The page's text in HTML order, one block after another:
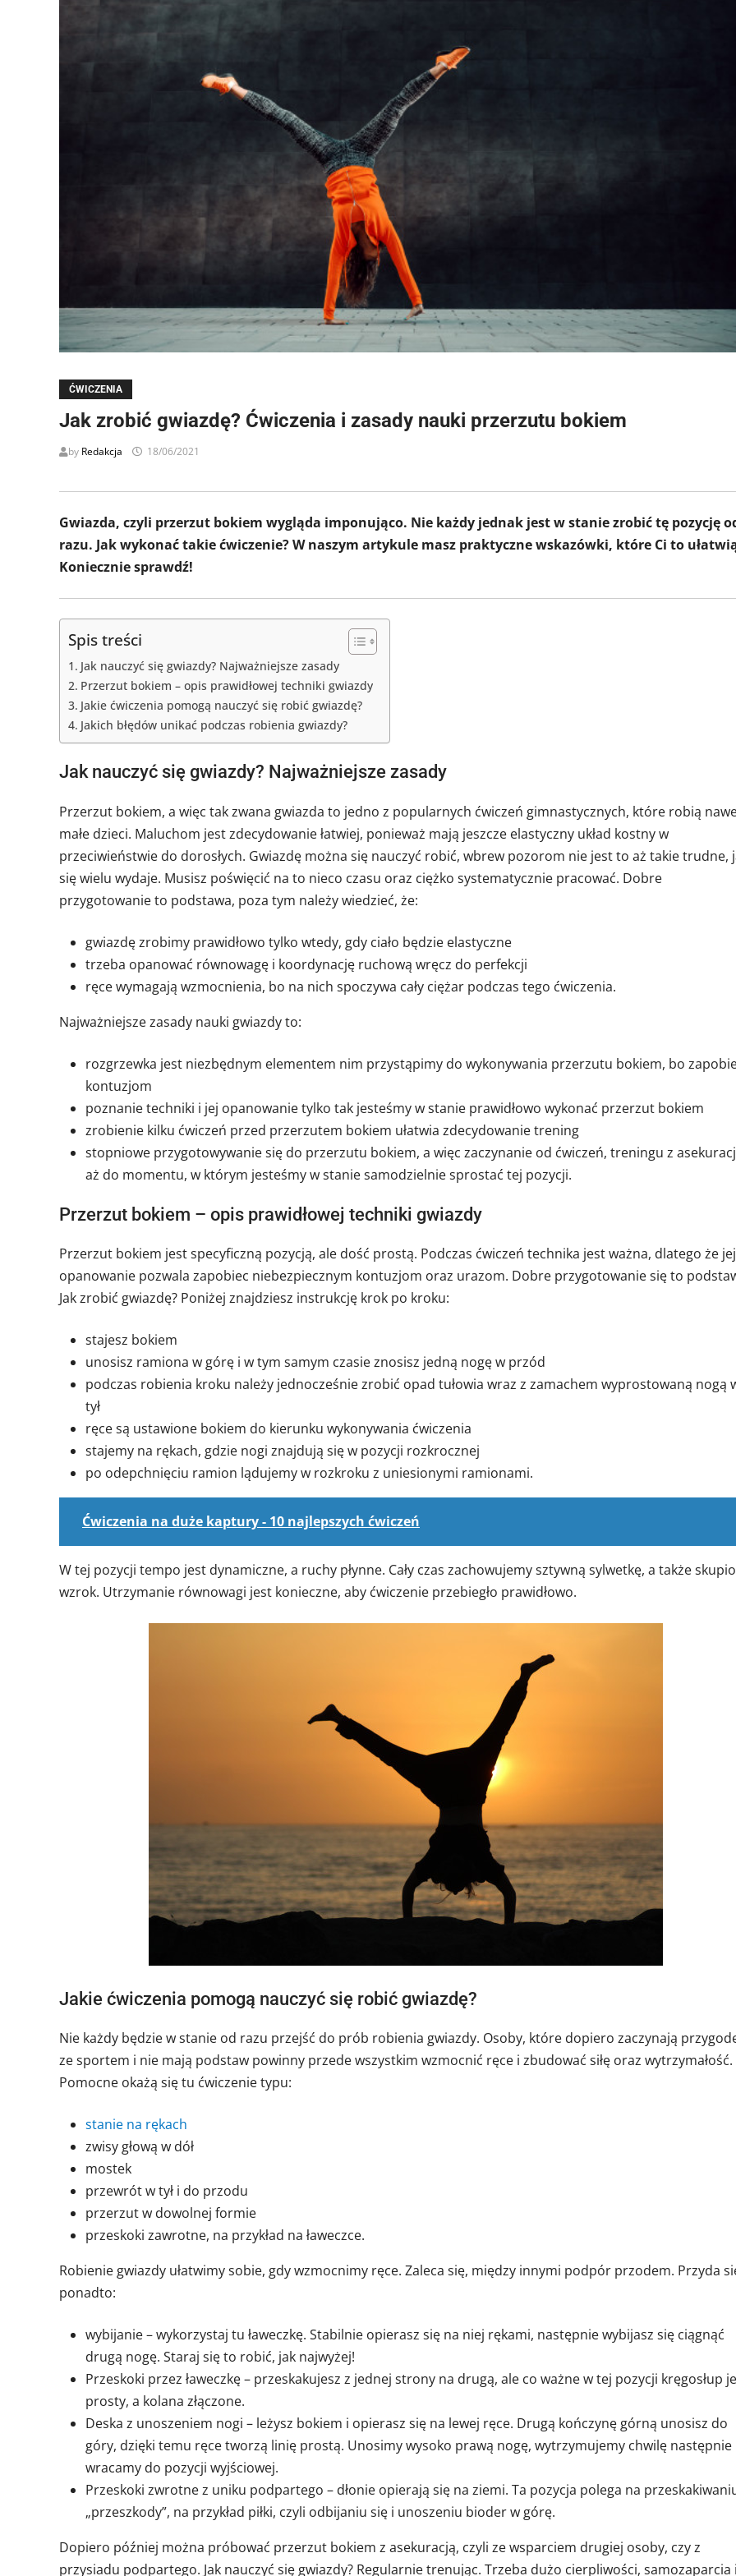
ĆWICZENIA
Jak zrobić gwiazdę? Ćwiczenia i zasady nauki przerzutu bokiem
by Redakcja 18/06/2021
Gwiazda, czyli przerzut bokiem wygląda imponująco. Nie każdy jednak jest w stanie zrobić tę pozycję
razu. Jak wykonać takie ćwiczenie? W naszym artykule masz praktyczne wskazówki, które Ci to
Koniecznie sprawdź!
Spis treści
Jak nauczyć się gwiazdy? Najważniejsze zasady
Przerzut bokiem – opis prawidłowej techniki gwiazdy
Jakie ćwiczenia pomogą nauczyć się robić gwiazdę?
Jakich błędów unikać podczas robienia gwiazdy?
Jak nauczyć się gwiazdy? Najważniejsze zasady
Przerzut bokiem, a więc tak zwana gwiazda to jedno z popularnych ćwiczeń gimnastycznych, które robią
małe dzieci. Maluchom jest zdecydowanie łatwiej, ponieważ mają jeszcze elastyczny układ kostny w
przeciwieństwie do dorosłych. Gwiazdę można się nauczyć robić, wbrew pozorom nie jest to aż takie trudne,
się wielu wydaje. Musisz poświęcić na to nieco czasu oraz ciężko systematycznie pracować. Dobre
przygotowanie to podstawa, poza tym należy wiedzieć, że:
gwiazdę zrobimy prawidłowo tylko wtedy, gdy ciało będzie elastyczne
trzeba opanować równowagę i koordynację ruchową wręcz do perfekcji
ręce wymagają wzmocnienia, bo na nich spoczywa cały ciężar podczas tego ćwiczenia.
Najważniejsze zasady nauki gwiazdy to:
rozgrzewka jest niezbędnym elementem nim przystąpimy do wykonywania przerzutu bokiem, bo
kontuzjom
poznanie techniki i jej opanowanie tylko tak jesteśmy w stanie prawidłowo wykonać przerzut bokiem
zrobienie kilku ćwiczeń przed przerzutem bokiem ułatwia zdecydowanie trening
stopniowe przygotowywanie się do przerzutu bokiem, a więc zaczynanie od ćwiczeń, treningu z
aż do momentu, w którym jesteśmy w stanie samodzielnie sprostać tej pozycji.
Przerzut bokiem – opis prawidłowej techniki gwiazdy
Przerzut bokiem jest specyficzną pozycją, ale dość prostą. Podczas ćwiczeń technika jest ważna, dlatego że jej
opanowanie pozwala zapobiec niebezpiecznym kontuzjom oraz urazom. Dobre przygotowanie się to
Jak zrobić gwiazdę? Poniżej znajdziesz instrukcję krok po kroku:
stajesz bokiem
unosisz ramiona w górę i w tym samym czasie znosisz jedną nogę w przód
podczas robienia kroku należy jednocześnie zrobić opad tułowia wraz z zamachem wyprostowaną nogą
tył
ręce są ustawione bokiem do kierunku wykonywania ćwiczenia
stajemy na rękach, gdzie nogi znajdują się w pozycji rozkrocznej
po odepchnięciu ramion lądujemy w rozkroku z uniesionymi ramionami.
Ćwiczenia na duże kaptury - 10 najlepszych ćwiczeń
W tej pozycji tempo jest dynamiczne, a ruchy płynne. Cały czas zachowujemy sztywną sylwetkę, a także
wzrok. Utrzymanie równowagi jest konieczne, aby ćwiczenie przebiegło prawidłowo.
Jakie ćwiczenia pomogą nauczyć się robić gwiazdę?
Nie każdy będzie w stanie od razu przejść do prób robienia gwiazdy. Osoby, które dopiero zaczynają
ze sportem i nie mają podstaw powinny przede wszystkim wzmocnić ręce i zbudować siłę oraz wytrzymałość.
Pomocne okażą się tu ćwiczenie typu:
stanie na rękach
zwisy głową w dół
mostek
przewrót w tył i do przodu
przerzut w dowolnej formie
przeskoki zawrotne, na przykład na ławeczce.
Robienie gwiazdy ułatwimy sobie, gdy wzmocnimy ręce. Zaleca się, między innymi podpór przodem. Przyda
ponadto:
wybijanie – wykorzystaj tu ławeczkę. Stabilnie opierasz się na niej rękami, następnie wybijasz się ciągnąć
drugą nogę. Staraj się to robić, jak najwyżej!
Przeskoki przez ławeczkę – przeskakujesz z jednej strony na drugą, ale co ważne w tej pozycji kręgosłup
prosty, a kolana złączone.
Deska z unoszeniem nogi – leżysz bokiem i opierasz się na lewej ręce. Drugą kończynę górną unosisz do
góry, dzięki temu ręce tworzą linię prostą. Unosimy wysoko prawą nogę, wytrzymujemy chwilę następnie
wracamy do pozycji wyjściowej.
Przeskoki zwrotne z uniku podpartego – dłonie opierają się na ziemi. Ta pozycja polega na
„przeszkody”, na przykład piłki, czyli odbijaniu się i unoszeniu bioder w górę.
Dopiero później można próbować przerzut bokiem z asekuracją, czyli ze wsparciem drugiej osoby, czy z
przysiadu podpartego. Jak nauczyć się gwiazdy? Regularnie trenując. Trzeba dużo cierpliwości, samozaparcia